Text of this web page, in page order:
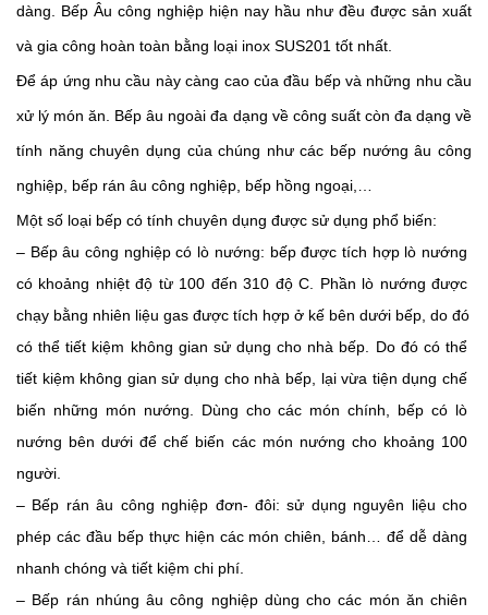
dàng. Bếp Âu công nghiệp hiện nay hầu như đều được sản xuất
và gia công hoàn toàn bằng loại inox SUS201 tốt nhất.
Để áp ứng nhu cầu này càng cao của đầu bếp và những nhu cầu
xử lý món ăn. Bếp âu ngoài đa dạng về công suất còn đa dạng về
tính năng chuyên dụng của chúng như các bếp nướng âu công
nghiệp, bếp rán âu công nghiệp, bếp hồng ngoại,…
Một số loại bếp có tính chuyên dụng được sử dụng phổ biến:
– Bếp âu công nghiệp có lò nướng: bếp được tích hợp lò nướng
có khoảng nhiệt độ từ 100 đến 310 độ C. Phần lò nướng được
chạy bằng nhiên liệu gas được tích hợp ở kế bên dưới bếp, do đó
có thể tiết kiệm không gian sử dụng cho nhà bếp. Do đó có thể
tiết kiệm không gian sử dụng cho nhà bếp, lại vừa tiện dụng chế
biến những món nướng. Dùng cho các món chính, bếp có lò
nướng bên dưới để chế biến các món nướng cho khoảng 100
người.
– Bếp rán âu công nghiệp đơn- đôi: sử dụng nguyên liệu cho
phép các đầu bếp thực hiện các món chiên, bánh… để dễ dàng
nhanh chóng và tiết kiệm chi phí.
– Bếp rán nhúng âu công nghiệp dùng cho các món ăn chiên